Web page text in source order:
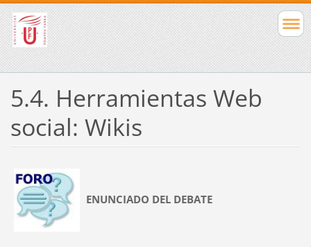
5.4. Herramientas Web
social: Wikis
ENUNCIADO DEL DEBATE